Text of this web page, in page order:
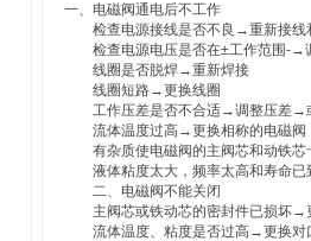
一、电磁阀通电后不工作
检查电源接线是否不良→重新接线
检查电源电压是否在±工作范围-→
线圈是否脱焊→重新焊接
线圈短路→更换线圈
工作压差是否不合适→调整压差→
流体温度过高→更换相称的电磁阀
有杂质使电磁阀的主阀芯和动铁芯
液体粘度太大，频率太高和寿命已
二、电磁阀不能关闭
主阀芯或铁动芯的密封件已损坏→
流体温度、粘度是否过高→更换对